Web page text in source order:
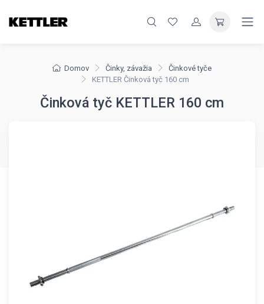
Domov Činky, závažia
Činkové tyče
KETTLER Činková tyč 160 cm
Činková tyč KETTLER 160 cm